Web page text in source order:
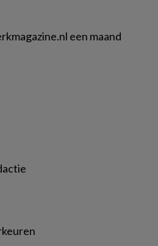
een maand